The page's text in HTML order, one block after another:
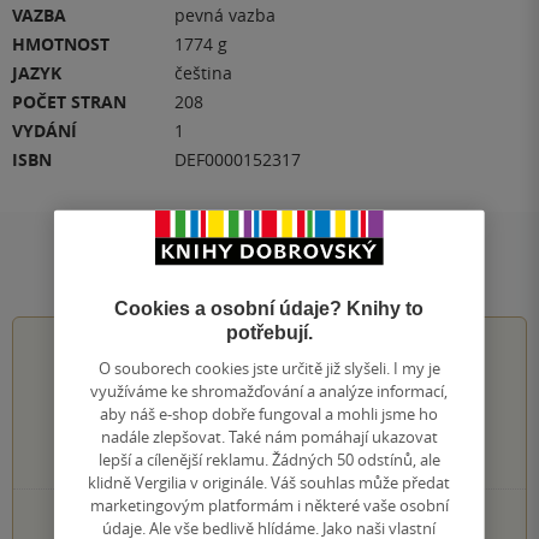
VAZBA
pevná vazba
HMOTNOST
1774 g
JAZYK
čeština
POČET STRAN
208
VYDÁNÍ
1
ISBN
DEF0000152317
Hodnocení a recenze čtenářů
5.0z5
2hodnocení čtenářů
2×
5 hvězdiček
Cookies a osobní údaje? Knihy to
potřebují.
O souborech cookies jste určitě již slyšeli. I my je
využíváme ke shromažďování a analýze informací,
aby náš e-shop dobře fungoval a mohli jsme ho
nadále zlepšovat. Také nám pomáhají ukazovat
lepší a cílenější reklamu. Žádných 50 odstínů, ale
klidně Vergilia v originále. Váš souhlas může předat
marketingovým platformám i některé vaše osobní
údaje. Ale vše bedlivě hlídáme. Jako naši vlastní